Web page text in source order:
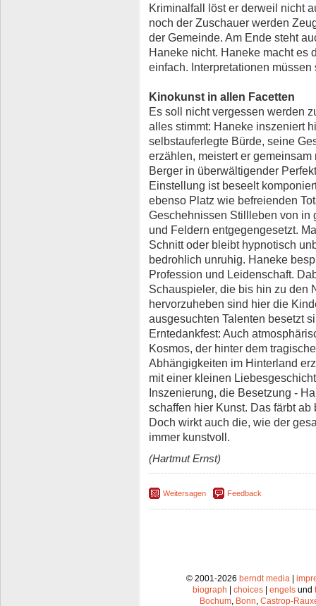
Kriminalfall löst er derweil nicht
noch der Zuschauer werden
der Gemeinde. Am Ende steht
Haneke nicht. Haneke macht es
einfach. Interpretationen
Kinokunst in allen Facetten
Es soll nicht vergessen werden
alles stimmt: Haneke inszeniert
selbstauferlegte Bürde, seine
erzählen, meistert er
Berger in überwältigender
Einstellung ist beseelt
ebenso Platz wie befreienden
Geschehnissen Stillleben von in
und Feldern entgegengesetzt.
Schnitt oder bleibt hypnotisch
bedrohlich unruhig. Haneke
Profession und Leidenschaft.
Schauspieler, die bis hin zu den
hervorzuheben sind hier die
ausgesuchten Talenten besetzt
Erntedankfest: Auch
Kosmos, der hinter dem
Abhängigkeiten im Hinterland
mit einer kleinen
Inszenierung, die Besetzung -
schaffen hier Kunst. Das färbt
Doch wirkt auch die, wie der
immer kunstvoll.
(Hartmut Ernst)
Weitersagen Feedback
© 2001-2026 berndt media|
biograph | choices | engels und
Bochum, Bonn, Castrop-